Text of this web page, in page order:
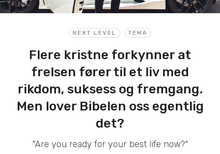
NEXT LEVEL TEMA
Flere kristne forkynner at
frelsen fører til et liv med
rikdom, suksess og fremgang.
Men lover Bibelen oss egentlig
det?
"Are you ready for your best life now?"